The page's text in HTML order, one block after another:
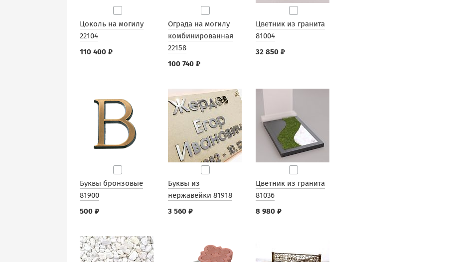
Цоколь на могилу
22104
110 400 ₽
Ограда на могилу
комбинированная
22158
100 740 ₽
Цветник из гранита
81004
32 850 ₽
Буквы бронзовые
81900
500 ₽
Буквы из
нержавейки 81918
3 560 ₽
Цветник из гранита
81036
8 980 ₽